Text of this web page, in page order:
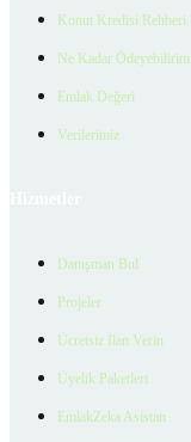
Konut Kredisi Rehberi
Ne Kadar Ödeyebilirim
Emlak Değeri
Verilerimiz
Danışman Bul
Projeler
Ücretsiz İlan Verin
Üyelik Paketleri
EmlakZeka Asistan